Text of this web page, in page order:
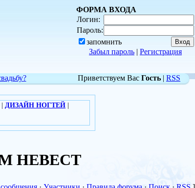
ФОРМА ВХОДА
Логин:
Пароль:
запомнить
Забыл пароль | Регистрация
Приветствуем Вас Гость | RSS
ДИЗАЙН НОГТЕЙ
НЕВЕСТ